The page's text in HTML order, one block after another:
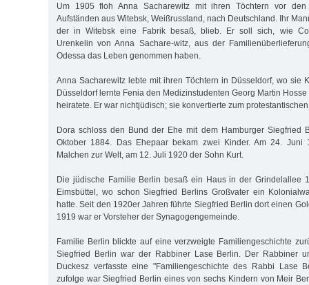
Um 1905 floh Anna Sacharewitz mit ihren Töchtern vor den
Aufständen aus Witebsk, Weißrussland, nach Deutschland. Ihr
der in Witebsk eine Fabrik besaß, blieb. Er soll sich, wie
Urenkelin von Anna Sachare-witz, aus der
Odessa das Leben genommen haben.
Anna Sacharewitz lebte mit ihren Töchtern in Düsseldorf, wo sie
Düsseldorf lernte Fenia den Medizinstudenten Georg Martin
heiratete. Er war nichtjüdisch; sie konvertierte zum
Dora schloss den Bund der Ehe mit dem Hamburger Siegfried
Oktober 1884. Das Ehepaar bekam zwei Kinder. Am 24. Juni
Malchen zur Welt, am 12. Juli 1920 der Sohn Kurt.
Die jüdische Familie Berlin besaß ein Haus in der Grindelallee
Eimsbüttel, wo schon Siegfried Berlins Großvater ein
hatte. Seit den 1920er Jahren führte Siegfried Berlin dort einen
1919 war er Vorsteher der Synagogengemeinde.
Familie Berlin blickte auf eine verzweigte Familiengeschichte
Siegfried Berlin war der Rabbiner Lase Berlin. Der Rabbiner
Duckesz verfasste eine "Familiengeschichte des Rabbi Lase
zufolge war Siegfried Berlin eines von sechs Kindern von Meir